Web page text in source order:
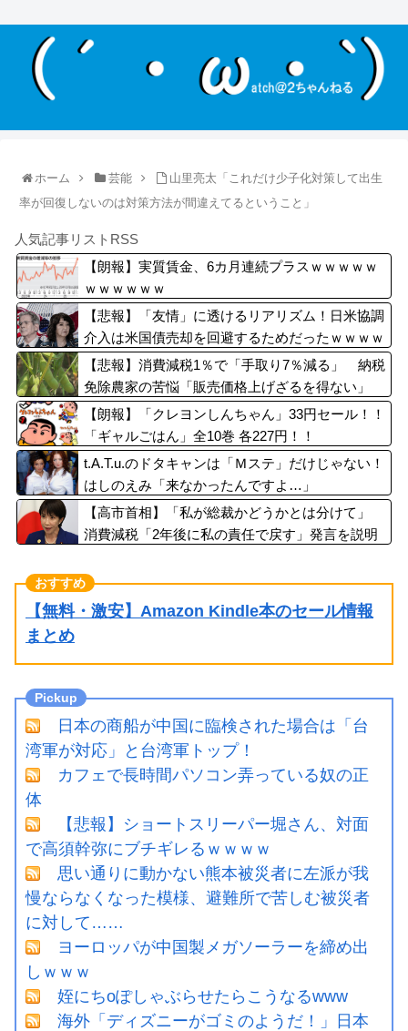
ホーム 芸能
山里亮太「これだけ少子化対策して出生
率が回復しないのは対策方法が間違えてるということ」
人気記事リストRSS
【朗報】実質賃金、6カ月連続プラスｗｗｗｗｗ
ｗｗｗｗｗｗ
【悲報】「友情」に透けるリアリズム！日米協調
介入は米国債売却を回避するためだったｗｗｗｗ
ｗｗｗ
【悲報】消費減税1％で「手取り7％減る」 納税
免除農家の苦悩「販売価格上げざるを得ない」
【朗報】「クレヨンしんちゃん」33円セール！！
「ギャルごはん」全10巻 各227円！！
t.A.T.u.のドタキャンは「Ｍステ」だけじゃない！
はしのえみ「来なかったんですよ…」
【高市首相】「私が総裁かどうかとは分けて」
消費減税「2年後に私の責任で戻す」発言を説明
【無料・激安】Amazon Kindle本のセール情報
まとめ
日本の商船が中国に臨検された場合は「台
湾軍が対応」と台湾軍トップ！
カフェで長時間パソコン弄っている奴の正
体
【悲報】ショートスリーパー堀さん、対面
で高須幹弥にブチギレるｗｗｗｗ
思い通りに動かない熊本被災者に左派が我
慢ならなくなった模様、避難所で苦しむ被災者
に対して……
ヨーロッパが中国製メガソーラーを締め出
しｗｗｗ
姪にちoぽしゃぶらせたらこうなるwww
海外「ディズニーがゴミのようだ！」日本